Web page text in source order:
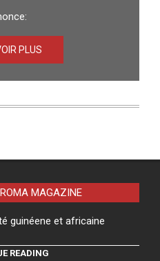
PLUS
MAGAZINE
guinéene et africaine
READING